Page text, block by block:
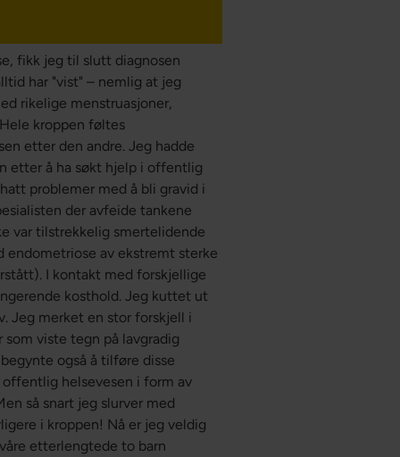
fikk jeg til slutt diagnosen
har "vist" – nemlig at jeg
rikelige menstruasjoner,
kroppen føltes
etter den andre. Jeg hadde
etter å ha søkt hjelp i offentlig
problemer med å bli gravid i
der avfeide tankene
var tilstrekkelig smertelidende
endometriose av ekstremt sterke
I kontakt med forskjellige
kosthold. Jeg kuttet ut
Jeg merket en stor forskjell i
viste tegn på lavgradig
også å tilføre disse
helsevesen i form av
så snart jeg slurver med
i kroppen! Nå er jeg veldig
etterlengtede to barn